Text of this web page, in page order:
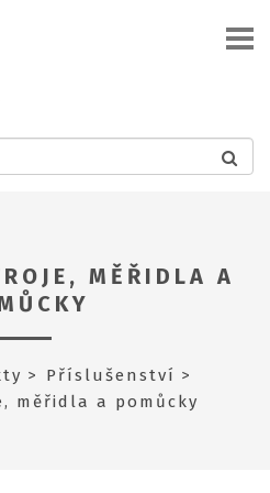
MĚŘIDLA A
Příslušenství
měřidla a pomůcky